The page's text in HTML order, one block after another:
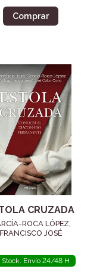
Comprar
CRUZADA
ROCA LÓPEZ,
FRANCISCO JOSÉ
Stock. Envío 24/48 H